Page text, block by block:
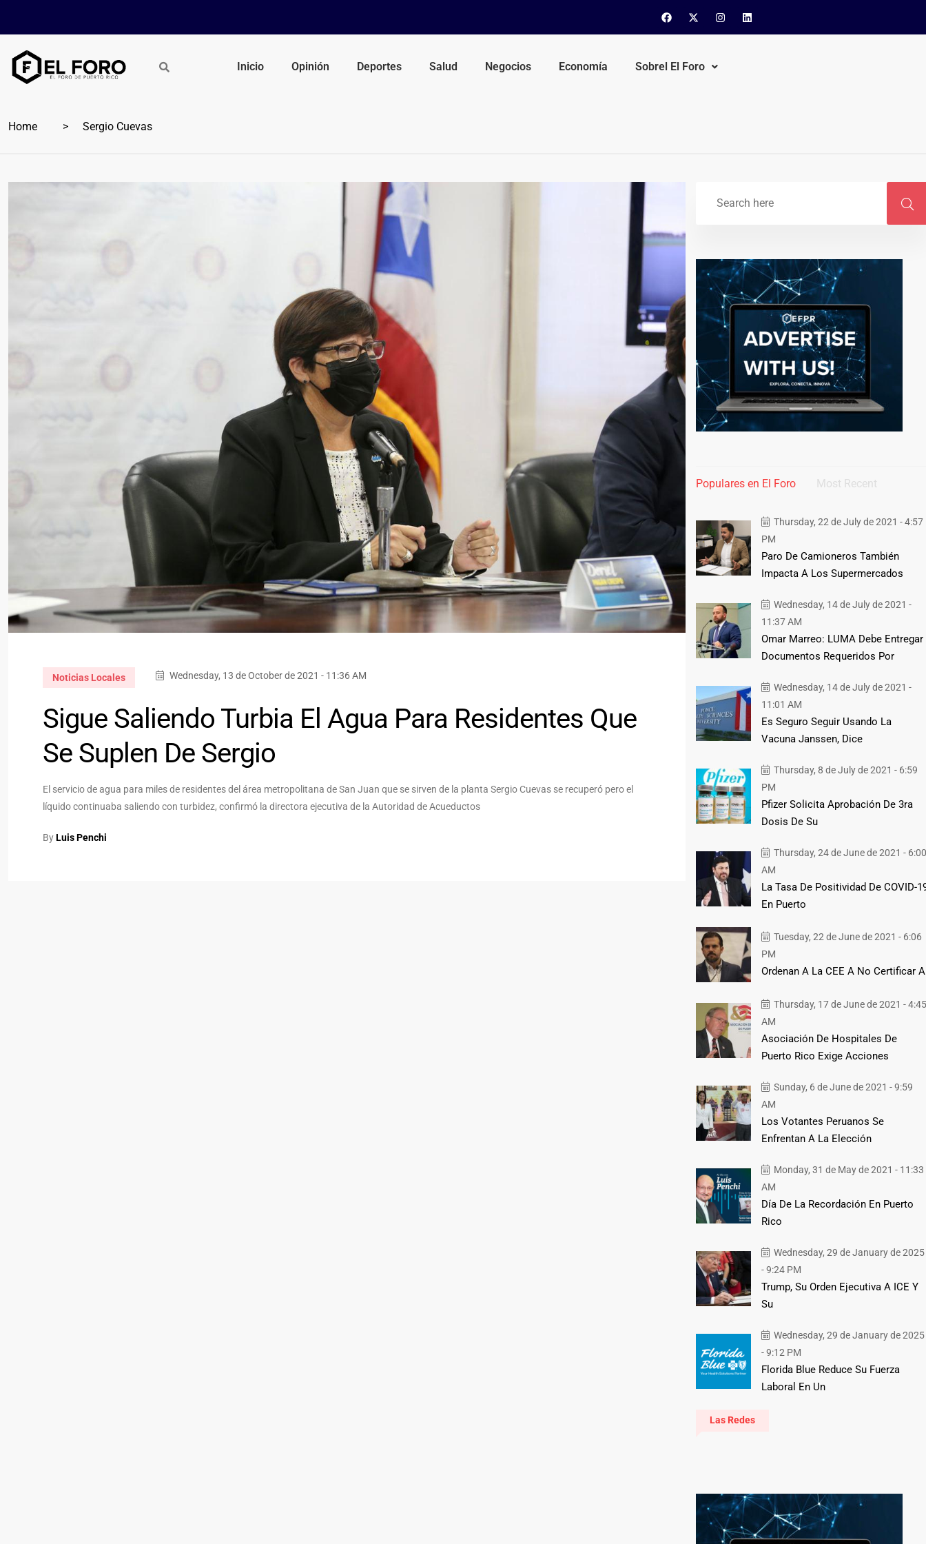
Inicio Opinión Deportes Salud Negocios Economía Sobrel El Foro
Home Sergio Cuevas
Noticias Locales Wednesday, 13 de October de 2021 - 11:36 AM
Sigue Saliendo Turbia El Agua Para Residentes Que
Se Suplen De Sergio
El servicio de agua para miles de residentes del área metropolitana de San Juan que se sirven de la planta Sergio Cuevas se recuperó pero el
líquido continuaba saliendo con turbidez, confirmó la directora ejecutiva de la Autoridad de Acueductos
ByLuis Penchi
Populares en El Foro Most Recent
Thursday, 22 de July de 2021 - 4:57
PM
Paro De Camioneros También
Impacta A Los Supermercados
Wednesday, 14 de July de 2021 -
11:37 AM
Omar Marreo: LUMA Debe Entregar
Documentos Requeridos Por
Wednesday, 14 de July de 2021 -
11:01 AM
Es Seguro Seguir Usando La
Vacuna Janssen, Dice
Thursday, 8 de July de 2021 - 6:59
PM
Pfizer Solicita Aprobación De 3ra
Dosis De Su
Thursday, 24 de June de 2021 - 6:00
AM
La Tasa De Positividad De COVID-
En Puerto
Tuesday, 22 de June de 2021 - 6:06
PM
Ordenan A La CEE A No Certificar A
Thursday, 17 de June de 2021 - 4:45
AM
Asociación De Hospitales De
Puerto Rico Exige Acciones
Sunday, 6 de June de 2021 - 9:59
AM
Los Votantes Peruanos Se
Enfrentan A La Elección
Monday, 31 de May de 2021 - 11:33
AM
Día De La Recordación En Puerto
Rico
Wednesday, 29 de January de 2025
- 9:24 PM
Trump, Su Orden Ejecutiva A ICE Y
Su
Wednesday, 29 de January de 2025
- 9:12 PM
Florida Blue Reduce Su Fuerza
Laboral En Un
Las Redes